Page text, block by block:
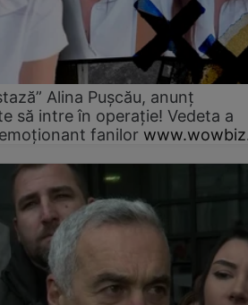
Alina Pușcău, anunț
să intre în operație! Vedeta a
fanilor